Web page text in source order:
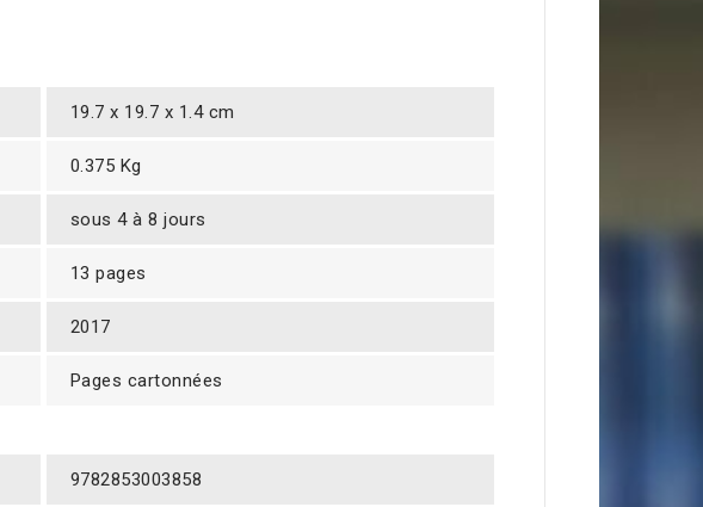
19.7 x 19.7 x 1.4 cm
0.375 Kg
sous 4 à 8 jours
13 pages
2017
Pages cartonnées
9782853003858